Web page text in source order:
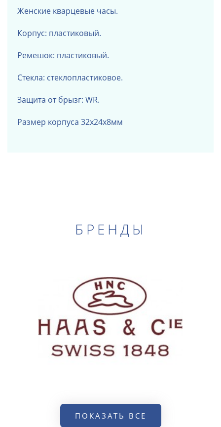
Женские кварцевые часы.
Корпус: пластиковый.
Ремешок: пластиковый.
Стекла: стеклопластиковое.
Защита от брызг: WR.
Размер корпуса 32х24х8мм
БРЕНДЫ
ПОКАЗАТЬ ВСЕ